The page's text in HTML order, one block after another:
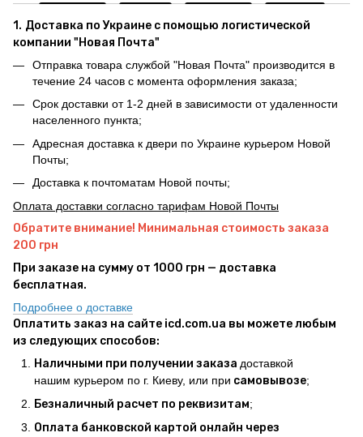
1. Доставка по Украине с помощью логистической
компании "Новая Почта"
Отправка товара службой "Новая Почта" производится в
течение 24 часов с момента оформления заказа;
Срок доставки от 1-2 дней в зависимости от удаленности
населенного пункта;
Адресная доставка к двери по Украине курьером Новой
Почты;
Доставка к почтоматам Новой почты;
Оплата доставки согласно тарифам Новой Почты
Обратите внимание! Минимальная стоимость заказа
200 грн
При заказе на сумму от 1000 грн — доставка
бесплатная.
Подробнее о доставке
Оплатить заказ на сайте icd.com.ua вы можете любым
из следующих способов:
Наличными при получении заказа доставкой
нашим курьером по г. Киеву, или при самовывозе;
Безналичный расчет по реквизитам;
Оплата банковской картой онлайн через